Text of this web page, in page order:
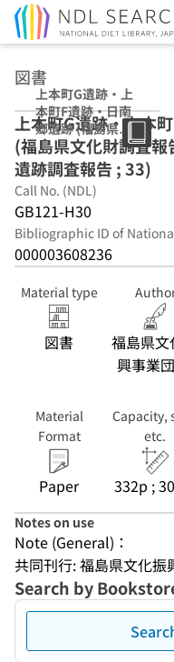
図書
上本町G遺跡・上
本町F遺跡・日南
郷遺跡 (福島県文
化財調査報告書 ;
第392集. 常磐自
動車道遺跡調査報
告 ; 33)
上本町G遺跡・上本
(福島県文化財調査
遺跡調査報告 ; 33)
Call No. (NDL)
GB121-H30
Bibliographic ID of
000003608236
Material type
図書
福島県文
興事業
Material
Format
Paper
Capacity,
etc.
332p ;
Notes on use
Note (General)：
共同刊行: 福島県文化振
Search by